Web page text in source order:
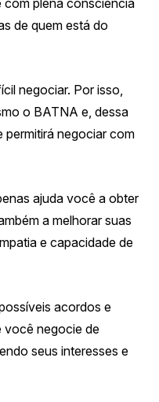
com plena consciência
de quem está do
negociar. Por isso,
o BATNA e, dessa
permitirá negociar com
ajuda você a obter
a melhorar suas
e capacidade de
acordos e
você negocie de
seus interesses e